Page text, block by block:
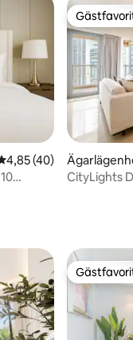
av 5 i
4,85 (40)
CityLights